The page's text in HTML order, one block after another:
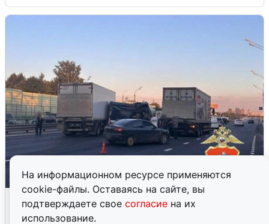
На информационном ресурсе применяются
cookie-файлы. Оставаясь на сайте, вы
подтверждаете свое согласие на их
использование.
Пять машин столкнулись на
Дмитровском шоссе в Подмосковье